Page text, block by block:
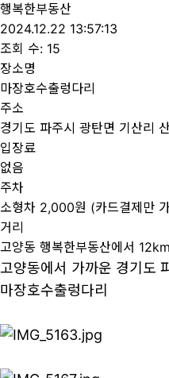
행복한부동산
2024.12.22 13:57:13
조회 수: 15
장소명
마장호수출렁다리
주소
경기도 파주시 광탄면 기산리
입장료
없음
주차
소형차 2,000원 (카드결제만
거리
고양동 행복한부동산에서
고양동에서 가까운 경기도
마장호수출렁다리